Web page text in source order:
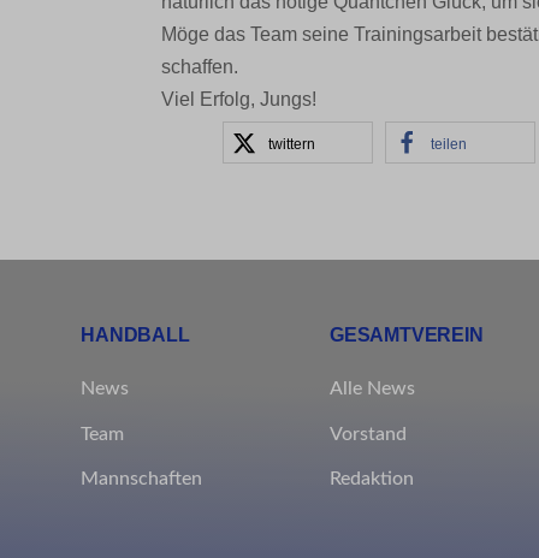
Möge das Team seine Trainingsarbeit
schaffen.
Viel Erfolg, Jungs!
twittern teilen
HANDBALL
News
Team
Mannschaften
GESAMTVEREIN
Alle News
Vorstand
Redaktion
wfwaf-
wp-
_clsk